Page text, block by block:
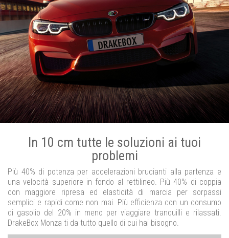
In 10 cm tutte le soluzioni ai tuoi
problemi
Più 40% di potenza per accelerazioni brucianti alla partenza e
una velocità superiore in fondo al rettilineo. Più 40% di coppia
con maggiore ripresa ed elasticità di marcia per sorpassi
semplici e rapidi come non mai. Più efficienza con un consumo
di gasolio del 20% in meno per viaggiare tranquilli e rilassati.
DrakeBox Monza ti da tutto quello di cui hai bisogno.